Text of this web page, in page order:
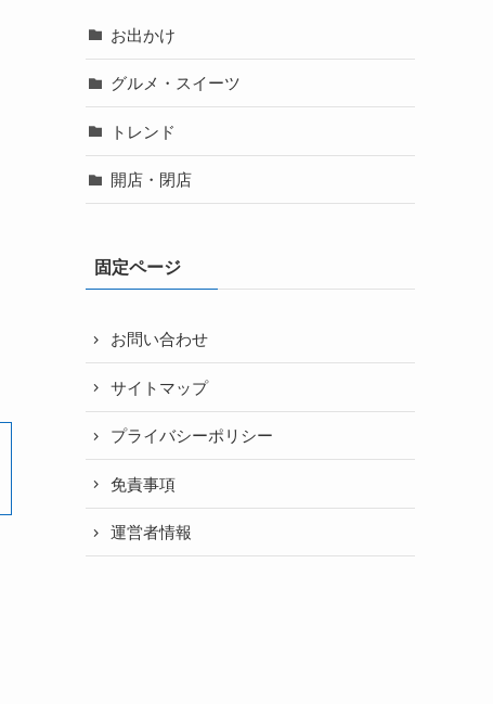
お出かけ
グルメ・スイーツ
トレンド
開店・閉店
固定ページ
お問い合わせ
サイトマップ
プライバシーポリシー
免責事項
運営者情報